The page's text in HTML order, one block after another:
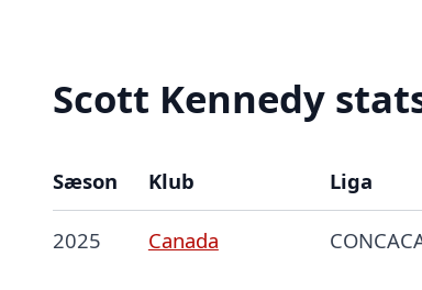
Scott Kennedy
Sæson Klub Liga
2025 Canada